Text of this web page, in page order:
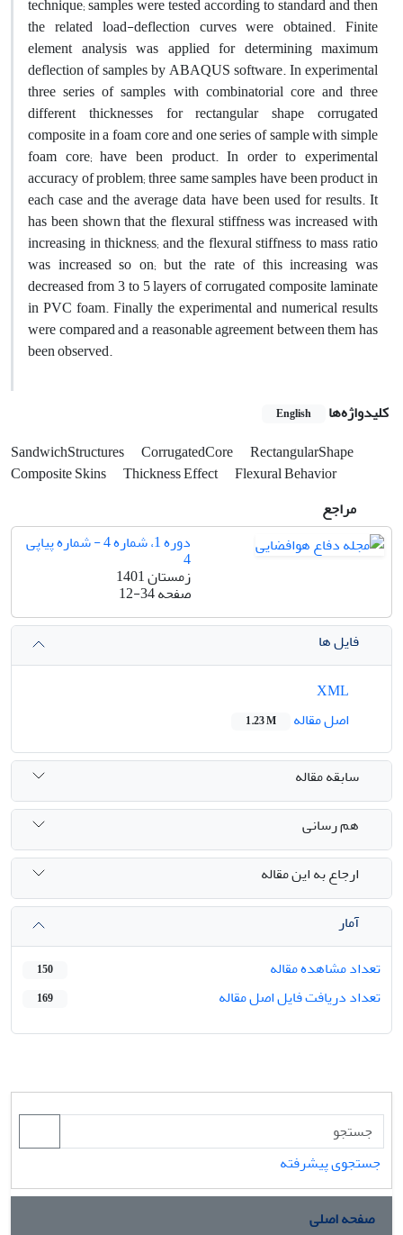
the related load-deflection curves were obtained. Finite
element analysis was applied for determining maximum
deflection of samples by ABAQUS software. In experimental
three series of samples with combinatorial core and three
different thicknesses for rectangular shape corrugated
composite in a foam core and one series of sample with simple
foam core; have been product. In order to experimental
accuracy of problem; three same samples have been product in
each case and the average data have been used for results. It
has been shown that the flexural stiffness was increased with
increasing in thickness; and the flexural stiffness to mass ratio
was increased so on; but the rate of this increasing was
decreased from 3 to 5 layers of corrugated composite laminate
in PVC foam. Finally the experimental and numerical results
were compared and a reasonable agreement between them has
been observed.
کلیدواژه‌ها English
SandwichStructures CorrugatedCore
RectangularShape
Composite Skins
Thickness Effect Flexural Behavior
مراجع
دوره 1، شماره 4 - شماره پیاپی
4
زمستان 1401
صفحه12-34
فایل ها
اصل مقاله
1.23 M
سابقه مقاله
هم رسانی
ارجاع به این مقاله
آمار
تعداد مشاهده مقاله
150
تعداد دریافت فایل اصل مقاله 169
جستجوی پیشرفته
صفحه اصلی